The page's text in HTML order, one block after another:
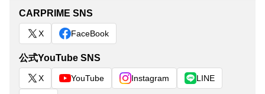
CARPRIME SNS
X FaceBook
公式YouTube SNS
X YouTube Instagram LINE